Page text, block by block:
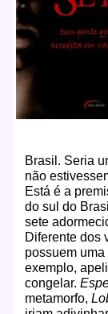
Brasil. Seria
não
Está é a
do sul do
sete
Diferente dos
possuem
exemplo,
congelar.
metamorfo,